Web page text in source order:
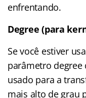
enfrentando.
Degree (para
Se você estiver
parâmetro
usado para a
mais alto de grau